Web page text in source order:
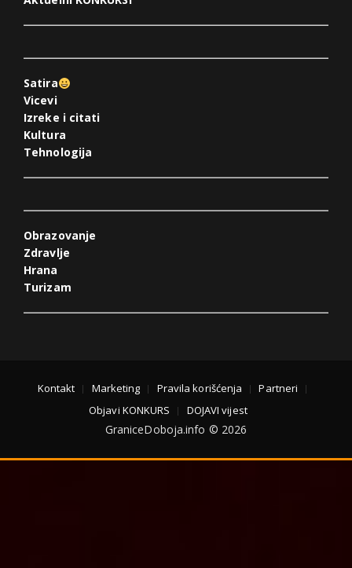
Satira
Vicevi
Izreke i citati
Kultura
Tehnologija
Obrazovanje
Zdravlje
Hrana
Turizam
Kontakt Marketing Pravila korišćenja
Partneri
Objavi KONKURS
DOJAVI vijest
GraniceDoboja.info © 2026